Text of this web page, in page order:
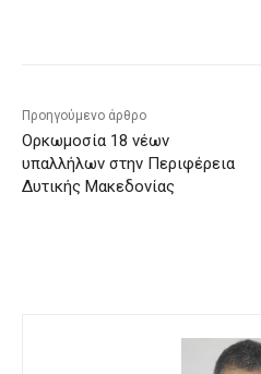
Προηγούμενο άρθρο
Ορκωμοσία 18 νέων
υπαλλήλων στην Περιφέρεια
Δυτικής Μακεδονίας